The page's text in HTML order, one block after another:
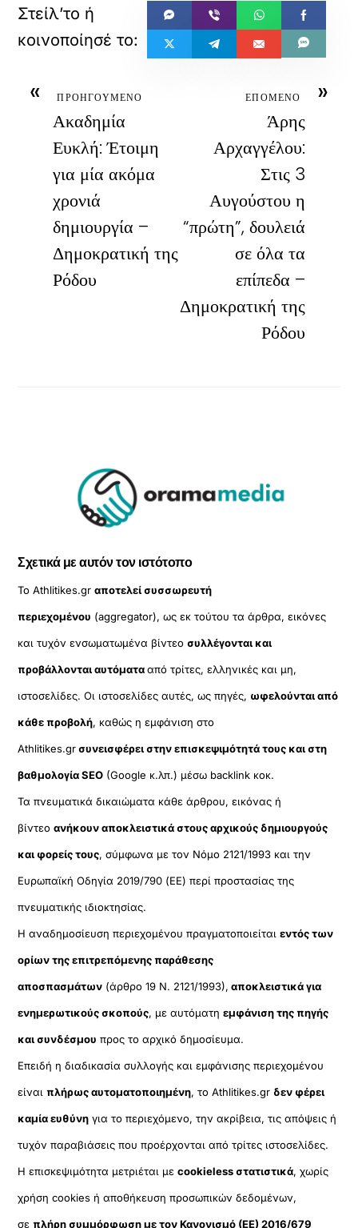
« ΠΡΟΗΓΟΥΜΕΝΟ
Ακαδημία
Ευκλή: Έτοιμη
για μία ακόμα
χρονιά
δημιουργία –
Δημοκρατική της
Ρόδου
»
ΕΠΟΜΕΝΟ
Άρης
Αρχαγγέλου:
Στις 3
Αυγούστου η
“πρώτη”, δουλειά
σε όλα τα
επίπεδα –
Δημοκρατική της
Ρόδου
Σχετικά με αυτόν τον ιστότοπο
Το Athlitikes.grαποτελεί συσσωρευτή
περιεχομένου (aggregator), ως εκ τούτου τα άρθρα, εικόνες
και τυχόν ενσωματωμένα βίντεοσυλλέγονται και
προβάλλονται αυτόματααπό τρίτες, ελληνικές και μη,
ιστοσελίδες. Οι ιστοσελίδες αυτές, ως πηγές, ωφελούνται από
κάθε προβολή, καθώς η εμφάνιση στο
Athlitikes.grσυνεισφέρει στην επισκεψιμότητά τους και στη
βαθμολογία SEO (Google κ.λπ.) μέσω backlink κοκ.
Τα πνευματικά δικαιώματα κάθε άρθρου, εικόνας ή
βίντεοανήκουν αποκλειστικά στους αρχικούς δημιουργούς
και φορείς τους, σύμφωνα με τον Νόμο 2121/1993 και την
Ευρωπαϊκή Οδηγία 2019/790 (ΕΕ) περί προστασίας της
πνευματικής ιδιοκτησίας.
Η αναδημοσίευση περιεχομένου πραγματοποιείταιεντός των
ορίων της επιτρεπόμενης παράθεσης
αποσπασμάτων (άρθρο 19 Ν. 2121/1993), αποκλειστικά για
ενημερωτικούς σκοπούς, με αυτόματηεμφάνιση της πηγής
και συνδέσμου προς το αρχικό δημοσίευμα.
Επειδή η διαδικασία συλλογής και εμφάνισης περιεχομένου
είναιπλήρως αυτοματοποιημένη, το Athlitikes.gr δεν φέρει
καμία ευθύνη για το περιεχόμενο, την ακρίβεια, τις απόψεις ή
τυχόν παραβιάσεις που προέρχονται από τρίτες ιστοσελίδες.
Η επισκεψιμότητα μετριέται μεcookieless στατιστικά, χωρίς
χρήση cookies ή αποθήκευση προσωπικών δεδομένων,
σεπλήρη συμμόρφωση με τον Κανονισμό (ΕΕ) 2016/679